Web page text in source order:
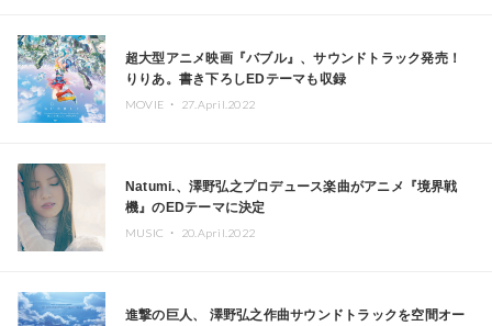
超大型アニメ映画『バブル』、サウンドトラック発売！
りりあ。書き下ろしEDテーマも収録
MOVIE ・ 27.April.2022
Natumi.、澤野弘之プロデュース楽曲がアニメ『境界戦
機』のEDテーマに決定
MUSIC ・ 20.April.2022
進撃の巨人、 澤野弘之作曲サウンドトラックを空間オー